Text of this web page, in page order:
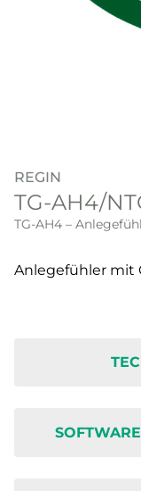
REGIN
TG-AH4/
TG-AH4 –
Anlegefühler mit